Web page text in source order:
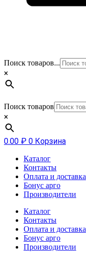
Поиск товаров...
×
Поиск товаров
×
0.00 ₽ 0 Корзина
Каталог
Контакты
Оплата и доставка
Бонус арго
Производители
Каталог
Контакты
Оплата и доставка
Бонус арго
Производители